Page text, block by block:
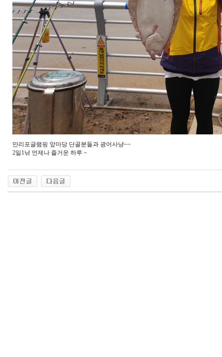
만리포글램핑 앞마당 단골분들과 광어사냥~~
2일1낚 언제나 즐거운 하루 ~